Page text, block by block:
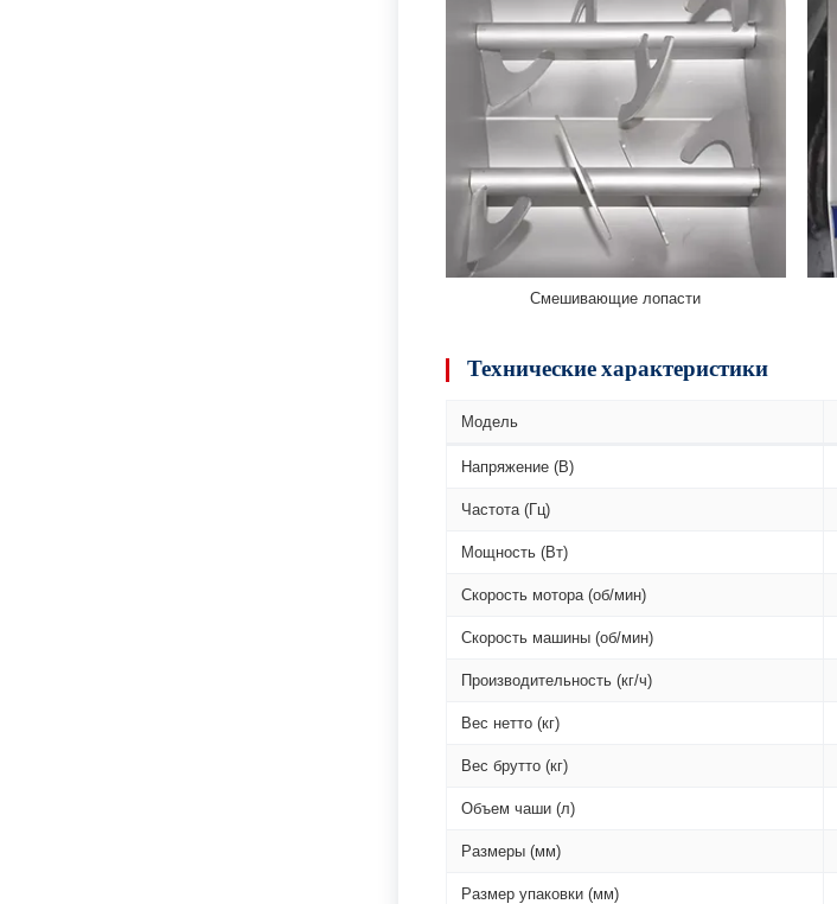
Смешивающие лопасти
Технические характеристики
Модель
Напряжение (В)
Частота (Гц)
Мощность (Вт)
Скорость мотора (об/мин)
Скорость машины (об/мин)
Производительность (кг/ч)
Вес нетто (кг)
Вес брутто (кг)
Объем чаши (л)
Размеры (мм)
Размер упаковки (мм)